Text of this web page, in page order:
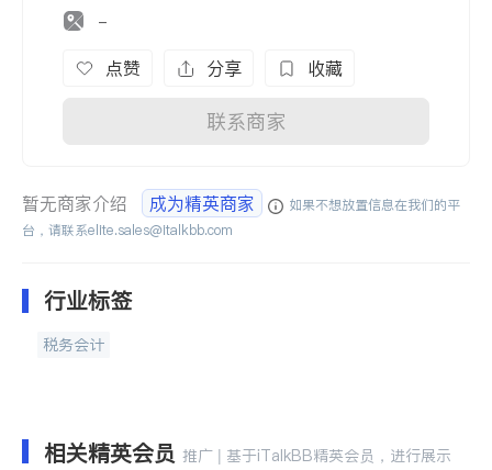
-
点赞 分享 收藏
联系商家
暂无商家介绍 成为精英商家
如果不想放置信息在我们的平
台，请联系elite.sales@italkbb.com
行业标签
税务会计
相关精英会员 推广 | 基于iTalkBB精英会员，进行展示